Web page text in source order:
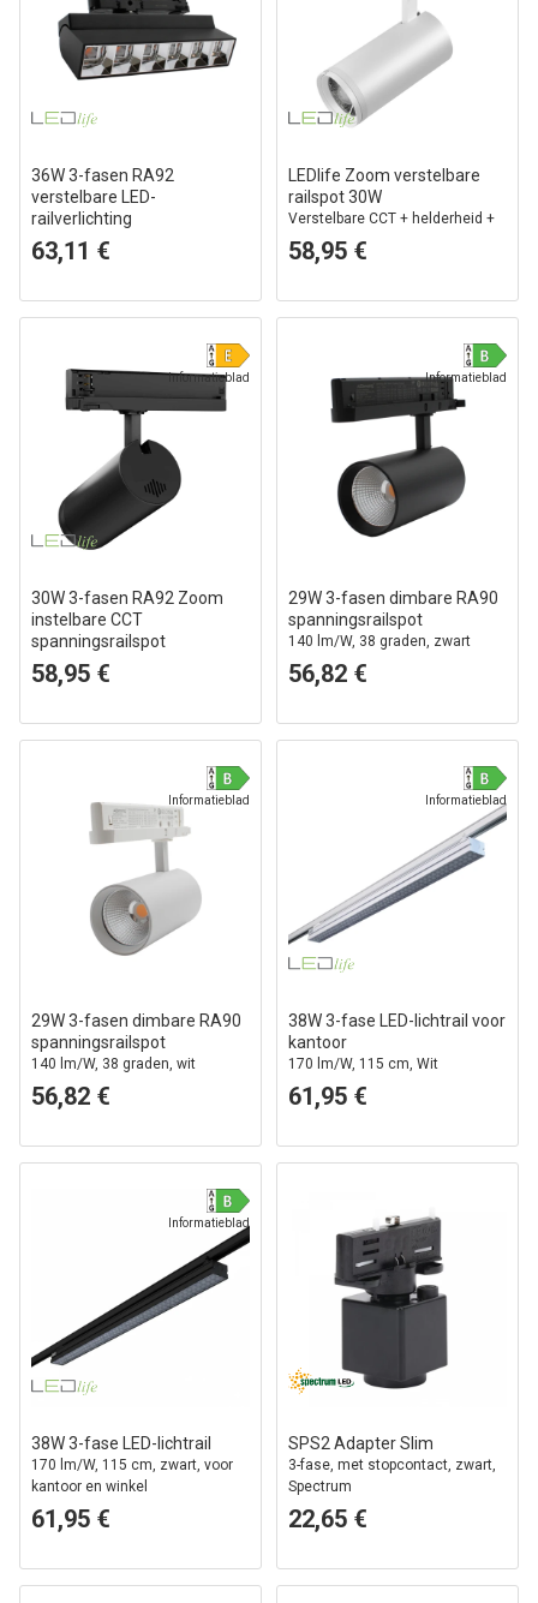
36W 3-fasen RA92
verstelbare LED-
railverlichting
Zwart, 23,5 cm
63,11 €
LEDlife Zoom verstelbare
railspot 30W
Verstelbare CCT + helderheid +
spreiding, Wit, RA92, 3000lm, 3-
fase
58,95 €
Informatieblad
30W 3-fasen RA92 Zoom
instelbare CCT
spanningsrailspot
100lm/W, Zwart, Instelbare CCT
+ helderheid + stralingshoek
58,95 €
Informatieblad
29W 3-fasen dimbare RA90
spanningsrailspot
140 lm/W, 38 graden, zwart
56,82 €
Informatieblad
29W 3-fasen dimbare RA90
spanningsrailspot
140 lm/W, 38 graden, wit
56,82 €
Informatieblad
38W 3-fase LED-lichtrail voor
kantoor
170 lm/W, 115 cm, Wit
61,95 €
Informatieblad
38W 3-fase LED-lichtrail
170 lm/W, 115 cm, zwart, voor
kantoor en winkel
61,95 €
SPS2 Adapter Slim
3-fase, met stopcontact, zwart,
Spectrum
22,65 €